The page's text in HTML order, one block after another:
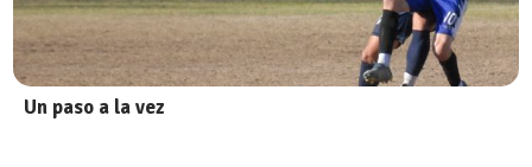
Un paso a la vez